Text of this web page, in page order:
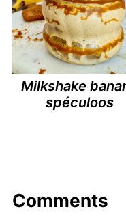
Milkshake
spéculoos
Comments